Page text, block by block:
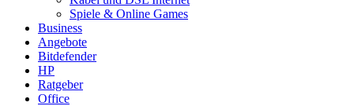
Spiele & Online Games
Business
Angebote
Bitdefender
HP
Ratgeber
Office